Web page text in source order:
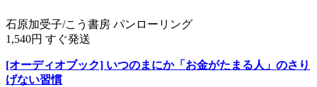
石原加受子/こう書房 パンローリング
1,540円 すぐ発送
[オーディオブック] いつのまにか「お金がたまる人」のさり
げない習慣